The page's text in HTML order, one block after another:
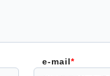
e-mail